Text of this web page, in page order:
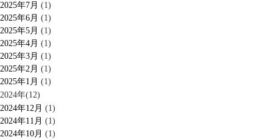
2025年7月 (1)
2025年6月 (1)
2025年5月 (1)
2025年4月 (1)
2025年3月 (1)
2025年2月 (1)
2025年1月 (1)
2024年(12)
2024年12月 (1)
2024年11月 (1)
2024年10月 (1)